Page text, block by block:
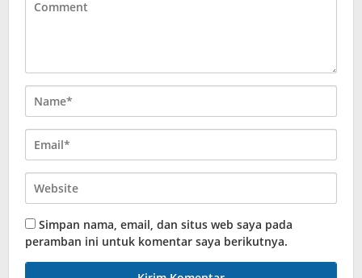
Simpan nama, email, dan situs web saya pada
peramban ini untuk komentar saya berikutnya.